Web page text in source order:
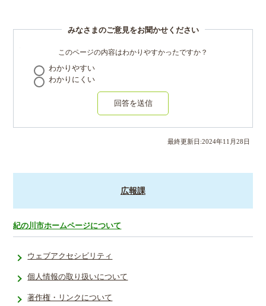
みなさまのご意見をお聞かせください
このページの内容はわかりやすかったですか？
わかりやすい
わかりにくい
回答を送信
最終更新日:2024年11 月28日
広報課
紀の川市ホームページについて
ウェブアクセシビリティ
個人情報の取り扱いについて
著作権・リンクについて